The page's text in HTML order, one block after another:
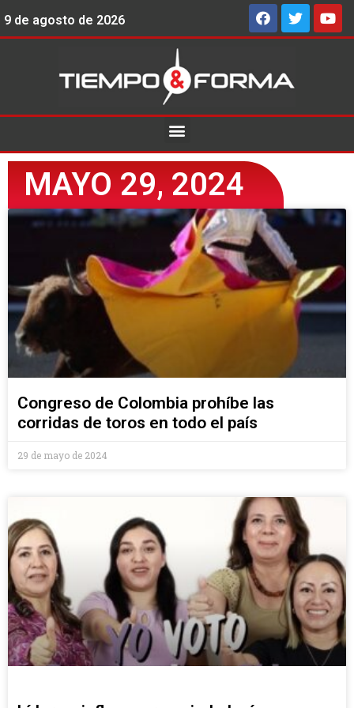
9 de agosto de 2026
MAYO 29, 2024
Congreso de Colombia prohíbe las
corridas de toros en todo el país
29 de mayo de 2024